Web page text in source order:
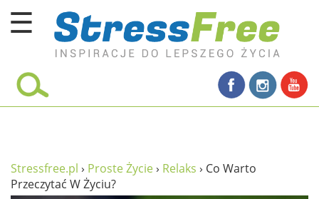
☰
Kursy online
umysł
proste życie
Stressfree.pl › Proste Życie› Relaks › Co Warto
Przeczytać W Życiu?